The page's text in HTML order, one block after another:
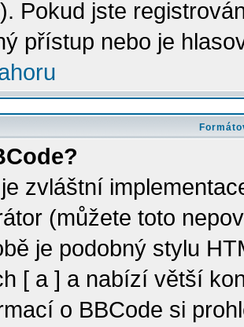
Pokud jste
přístup nebo je
zvláštní
(můžete toto
je podobný stylu
[ a ] a nabízí větší
o BBCode si